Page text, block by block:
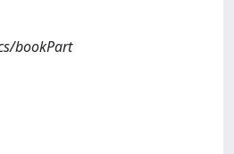
bookPart